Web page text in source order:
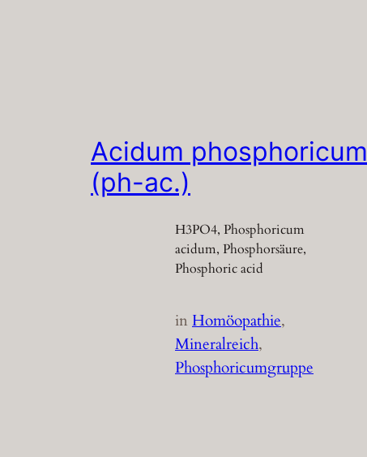
Acidum phosphoricum
(ph-ac.)
H3PO4, Phosphoricum
acidum, Phosphorsäure,
Phosphoric acid
inHomöopathie
Mineralreich
Phosphoricumgruppe